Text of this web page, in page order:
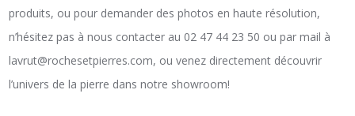
produits, ou pour demander des photos en haute résolution,
n’hésitez pas à nous contacter au 02 47 44 23 50 ou par mail à
lavrut@rochesetpierres.com, ou venez directement découvrir
l’univers de la pierre dans notre showroom!